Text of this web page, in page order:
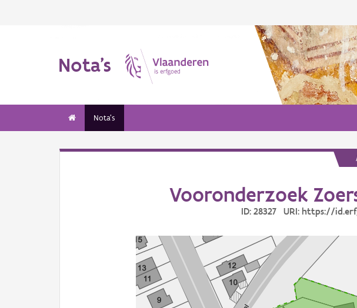
Nota's
Nota's
Vooronderzoek
ID: 28327 URI: https://